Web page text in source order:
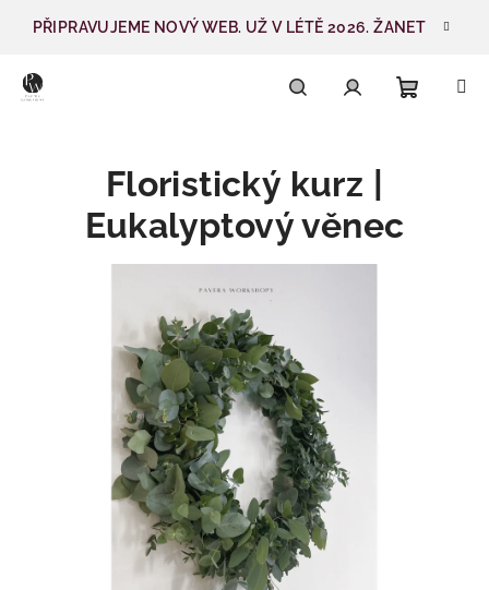
PŘIPRAVUJEME NOVÝ WEB. UŽ V LÉTĚ 2026. ŽANET
Floristický kurz |
Eukalyptový věnec